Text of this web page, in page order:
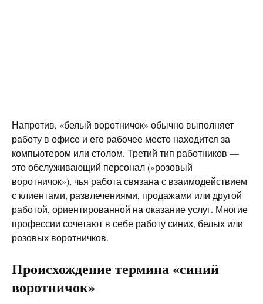
Напротив, «белый воротничок» обычно выполняет
работу в офисе и его рабочее место находится за
компьютером или столом. Третий тип работников —
это обслуживающий персонал («розовый
воротничок»), чья работа связана с взаимодействием
с клиентами, развлечениями, продажами или другой
работой, ориентированной на оказание услуг. Многие
профессии сочетают в себе работу синих, белых или
розовых воротничков.
Происхождение термина «синий
воротничок»